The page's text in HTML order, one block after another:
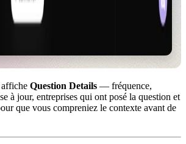
Question Details — fréquence,
à jour, entreprises qui ont posé la question et
que vous compreniez le contexte avant de